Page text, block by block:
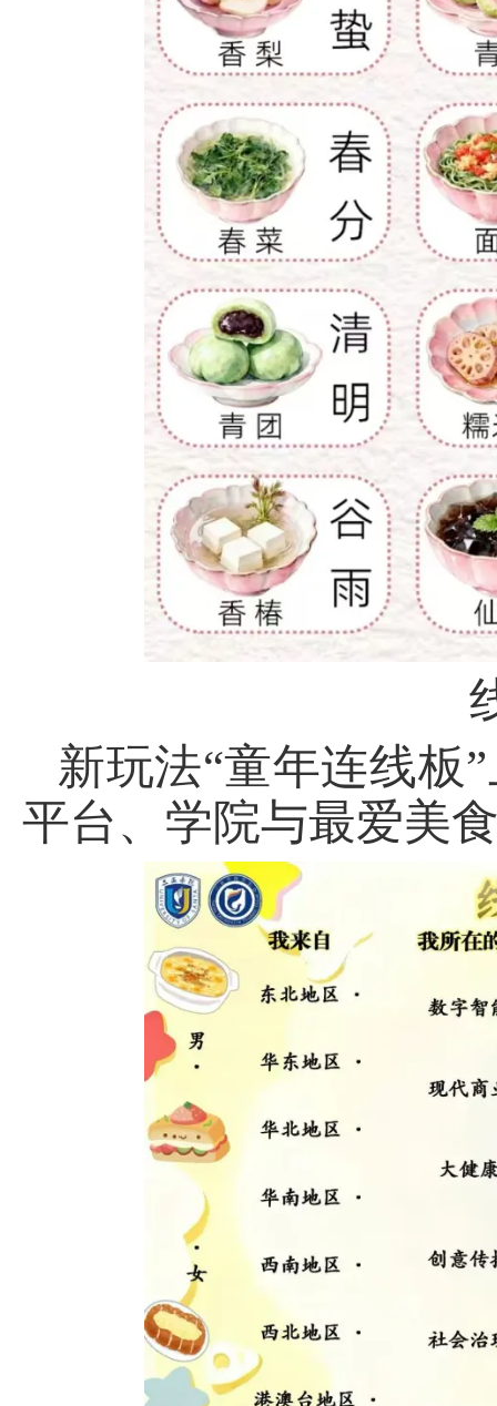
新玩法“童年连线板
平台、学院与最爱美